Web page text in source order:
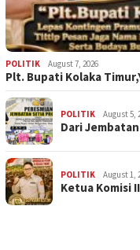
POLITIK August 7, 2026
Plt. Bupati Kolaka
POLITIK August 5,
Dari
POLITIK August 1,
Ketua Komisi